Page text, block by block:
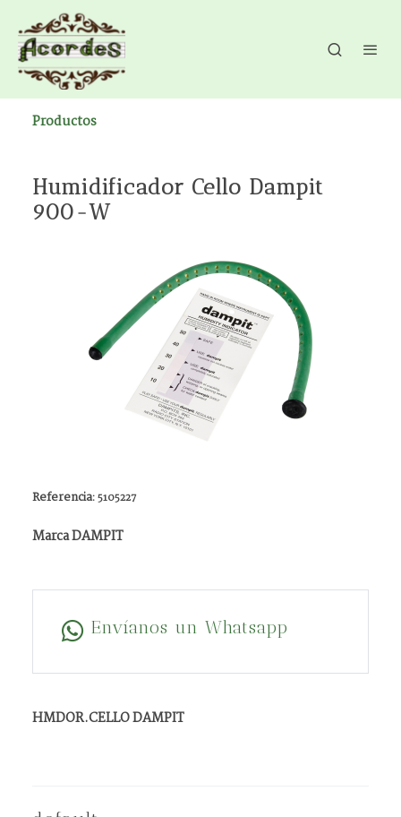
Productos
Humidificador Cello Dampit
900-W
Referencia:5105227
Marca DAMPIT
Envíanos un Whatsapp
HMDOR.CELLO DAMPIT